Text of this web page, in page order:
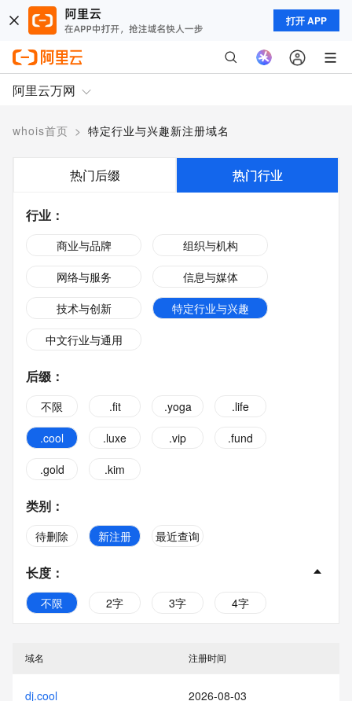
打开 APP
阿里云万网
whois首页 > 特定行业与兴趣新注册域名
热门后缀 热门行业
行业 ：
商业与品牌
组织与机构
网络与服务
信息与媒体
技术与创新
特定行业与兴趣
中文行业与通用
后缀 ：
不限 .fit .yoga
.life
.cool
.luxe .vip
.fund
.gold
.kim
类别 ：
待删除 新注册 最近查询
长度 ：
不限 2字 3字
4字
域名 注册时间
dj.cool 2026-08-03